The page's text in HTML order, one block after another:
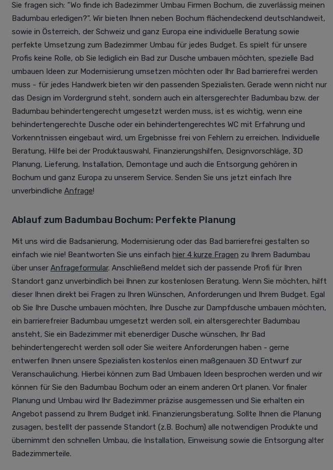
Sie fragen sich: "Wo finde ich Badezimmer Umbau Firmen Bochum, die zuverlässig meinen
Badumbau erledigen?". Wir bieten Ihnen neben Bochum flächendeckend deutschlandweit,
sowie in Österreich, der Schweiz und ganz Europa eine individuelle Beratung sowie
perfekte Umsetzung zum Badezimmer Umbau für jedes Budget. Es spielt für unsere
Profis keine Rolle, ob Sie lediglich ein Bad zur Dusche umbauen möchten, spezielle Bad
umbauen Ideen zur Modernisierung umsetzen möchten oder Ihr Bad barrierefrei werden
muss - für jedes Handwerk bieten wir den passenden Spezialisten. Gerade wenn nicht nur
das Design im Vordergrund steht, sondern auch ein altersgerechter Badumbau bzw. der
Badumbau behindertengerecht umgesetzt werden muss, ist es wichtig, wenn eine
behindertengerechte Dusche oder ein behindertengerechtes WC mit Erfahrung und
Vorkenntnissen eingebaut wird, um Ergebnisse frei von Fehlern zu erreichen. Individuelle
Beratung, Hilfe bei der Produktauswahl, Finanzierungshilfen, Designvorschläge, 3D
Planung, Lieferung, Installation, Demontage und auch die Entsorgung gehören in
Bochum und ganz Europa zu unserem Service. Senden Sie uns jetzt einfach Ihre
unverbindliche Anfrage!
Ablauf zum Badumbau Bochum: Perfekte Planung
Mit uns wird die Badsanierung, Modernisierung oder das Bad barrierefrei gestalten so
einfach wie nie! Beantworten Sie uns einfach hier 4 kurze Fragen zu Ihrem Badumbau
über unser Anfrageformular. Anschließend meldet sich der passende Profi für Ihren
Standort ganz unverbindlich bei Ihnen zur kostenlosen Beratung. Wenn Sie möchten, hilft
dieser Ihnen direkt bei Fragen zu Ihren Wünschen, Anforderungen und Ihrem Budget. Egal
ob Sie Ihre Dusche umbauen möchten, Ihre Dusche zur Dampfdusche umbauen möchten,
ein barrierefreier Badumbau umgesetzt werden soll, ein altersgerechter Badumbau
ansteht, Sie ein Badezimmer mit ebenerdiger Dusche wünschen, Ihr Bad
behindertengerecht werden soll oder Sie weitere Anforderungen haben - gerne
entwerfen Ihnen unsere Spezialisten kostenlos einen maßgenauen 3D Entwurf zur
Veranschaulichung. Hierbei können zum Bad Umbauen Ideen besprochen werden und wir
können für Sie den Badumbau Bochum oder an einem anderen Ort planen. Vor finaler
Planung und Umbau wird Ihr Badezimmer präzise ausgemessen und Sie erhalten ein
Angebot passend zu Ihrem Budget inkl. Finanzierungsberatung. Sollte Ihnen die Planung
zusagen, bestellt der passende Standort (z.B. Bochum) alle notwendigen Produkte und
übernimmt den schnellen Umbau, die Installation, Einweisung sowie die Entsorgung alter
Badezimmerteile.